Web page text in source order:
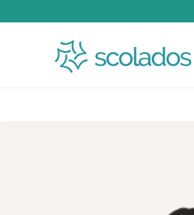
quimica
massa
papel